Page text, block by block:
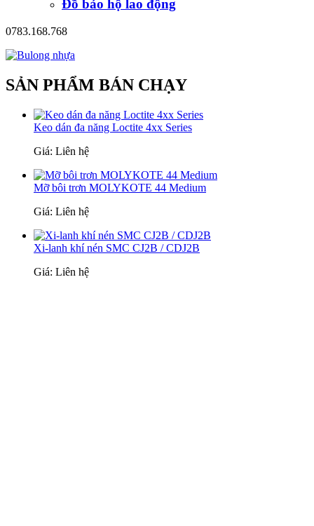
Đồ bảo hộ lao động
0783.168.768
SẢN PHẨM BÁN CHẠY
Keo dán đa năng Loctite 4xx Series
Giá: Liên hệ
Mỡ bôi trơn MOLYKOTE 44 Medium
Giá: Liên hệ
Xi-lanh khí nén SMC CJ2B / CDJ2B
Giá: Liên hệ